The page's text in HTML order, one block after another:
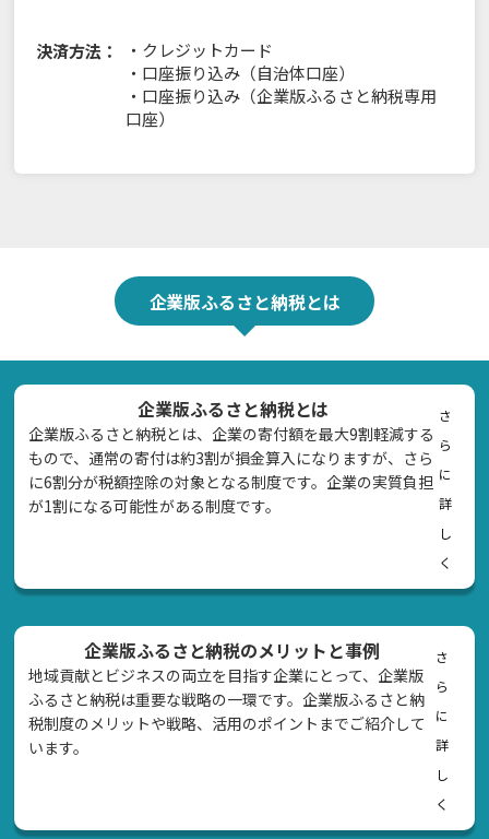
決済方法： ・ クレジットカード
・ 口座振り込み（自治体口座）
・ 口座振り込み（企業版ふるさと納税専用
口座）
企業版ふるさと納税とは
企業版ふるさと納税とは
企業版ふるさと納税とは、企業の寄付額を最大9割軽減する
もので、通常の寄付は約3割が損金算入になりますが、さら
に6割分が税額控除の対象となる制度です。企業の実質負担
が1割になる可能性がある制度です。
さ
ら
に
詳
し
く
企業版ふるさと納税のメリットと事例
地域貢献とビジネスの両立を目指す企業にとって、企業版
ふるさと納税は重要な戦略の一環です。企業版ふるさと納
税制度のメリットや戦略、活用のポイントまでご紹介して
います。
さ
ら
に
詳
し
く